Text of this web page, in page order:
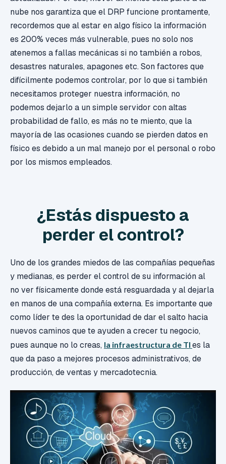
nube nos garantiza que el DRP funcione prontamente,
recordemos que al estar en algo físico la información
es 200% veces más vulnerable, pues no solo nos
atenemos a fallas mecánicas si no también a robos,
desastres naturales, apagones etc. Son factores que
difícilmente podemos controlar, por lo que si también
necesitamos proteger nuestra información, no
podemos dejarlo a un simple servidor con altas
probabilidad de fallo, es más no te miento, que la
mayoría de las ocasiones cuando se pierden datos en
físico es debido a un mal manejo por el personal o robo
por los mismos empleados.
¿Estás dispuesto a
perder el control?
Uno de los grandes miedos de las compañías pequeñas
y medianas, es perder el control de su información al
no ver físicamente donde está resguardada y al dejarla
en manos de una compañía externa. Es importante que
como líder te des la oportunidad de dar el salto hacia
nuevos caminos que te ayuden a crecer tu negocio,
pues aunque no lo creas, la infraestructura de TI es la
que da paso a mejores procesos administrativos, de
producción, de ventas y mercadotecnia.